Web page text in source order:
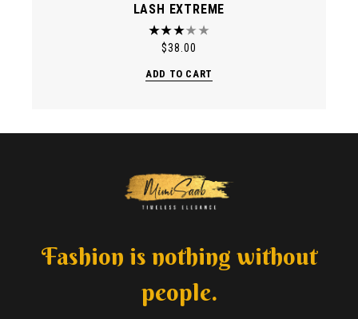
LASH EXTREME
$38.00
ADD TO CART
Fashion is nothing without
people.